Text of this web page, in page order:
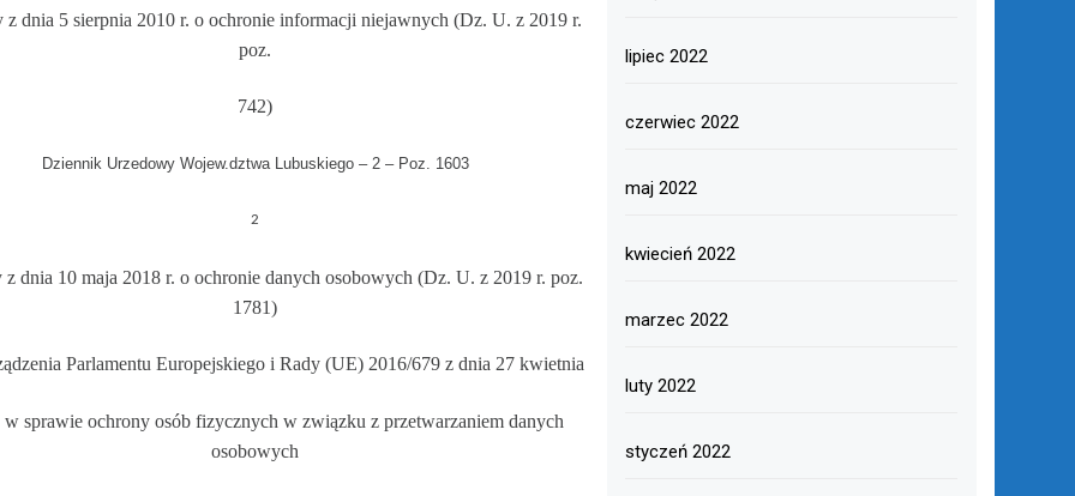
z dnia 5 sierpnia 2010 r. o ochronie informacji niejawnych (Dz. U. z 2019 r.
poz.
742)
Dziennik Urzedowy Wojew.dztwa Lubuskiego – 2 – Poz. 1603
2
z dnia 10 maja 2018 r. o ochronie danych osobowych (Dz. U. z 2019 r. poz.
1781)
Parlamentu Europejskiego i Rady (UE) 2016/679 z dnia 27 kwietnia
w sprawie ochrony osób fizycznych w związku z przetwarzaniem danych
osobowych
lipiec 2022
czerwiec 2022
maj 2022
kwiecień 2022
marzec 2022
luty 2022
styczeń 2022